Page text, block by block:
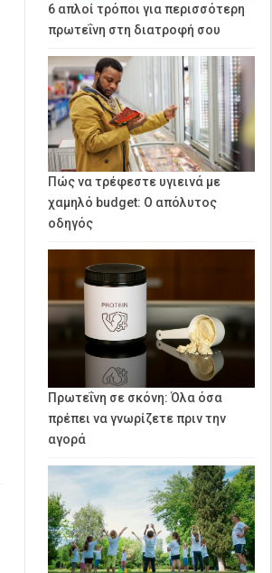
6 απλοί τρόποι για περισσότερη
πρωτεΐνη στη διατροφή σου
Πώς να τρέφεστε υγιεινά με
χαμηλό budget: Ο απόλυτος
οδηγός
Πρωτεΐνη σε σκόνη: Όλα όσα
πρέπει να γνωρίζετε πριν την
αγορά